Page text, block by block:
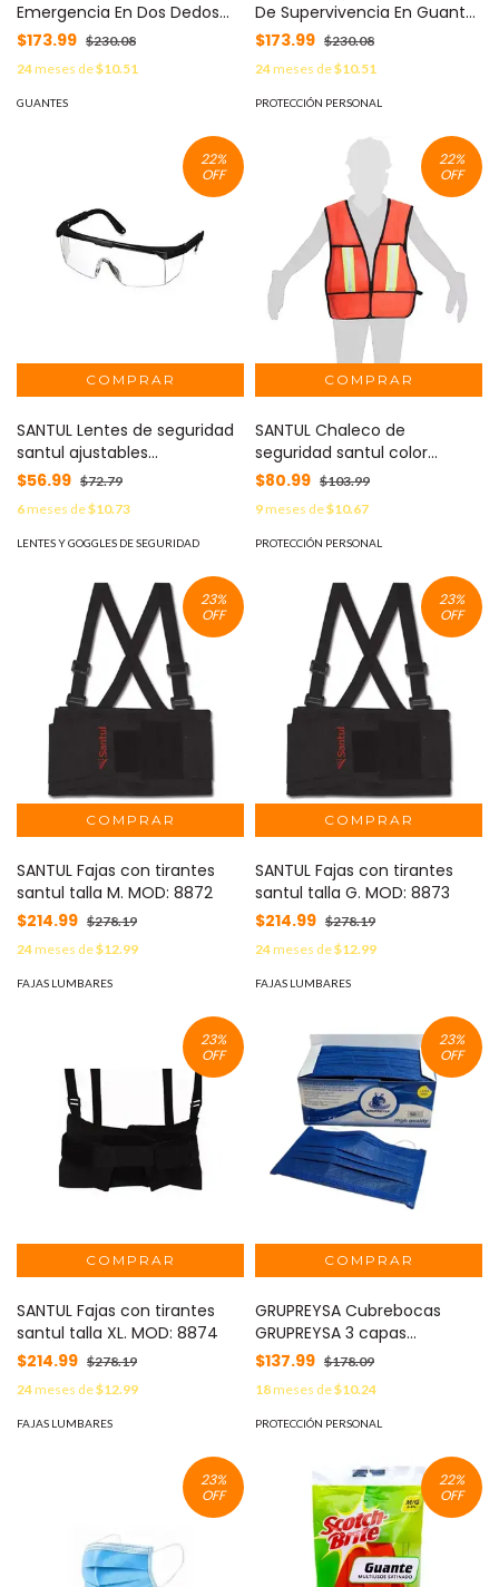
Emergencia En Dos Dedos
Linterna Derecha MOD:
GUANTE-LAMP-DER
$173.99 $230.08
24meses de$10.51
GUANTES
De Supervivencia En Guante
Mano Izquierda MOD:
GUANTE-LAMP-IZ
$173.99 $230.08
24meses de$10.51
PROTECCIÓN PERSONAL
22%
OFF
SANTUL Lentes de seguridad
santul ajustables
ansparentes MOD: 8867
$56.99 $72.79
6meses de$10.73
LENTES Y GOGGLES DE SEGURIDAD
22%
OFF
SANTUL Chaleco de
seguridad santul color
naranja MOD: 8896
$80.99 $103.99
9meses de$10.67
PROTECCIÓN PERSONAL
23%
OFF
SANTUL Fajas con tirantes
santul talla M. MOD: 8872
$214.99 $278.19
24meses de$12.99
FAJAS LUMBARES
23%
OFF
SANTUL Fajas con tirantes
santul talla G. MOD: 8873
$214.99 $278.19
24meses de$12.99
FAJAS LUMBARES
23%
OFF
SANTUL Fajas con tirantes
santul talla XL. MOD: 8874
$214.99 $278.19
24meses de$12.99
FAJAS LUMBARES
23%
OFF
GRUPREYSA Cubrebocas
GRUPREYSA 3 capas
termosellado azul Marino
con 50 pza. MOD: 22080
$137.99 $178.09
18meses de$10.24
PROTECCIÓN PERSONAL
23%
OFF
22%
OFF